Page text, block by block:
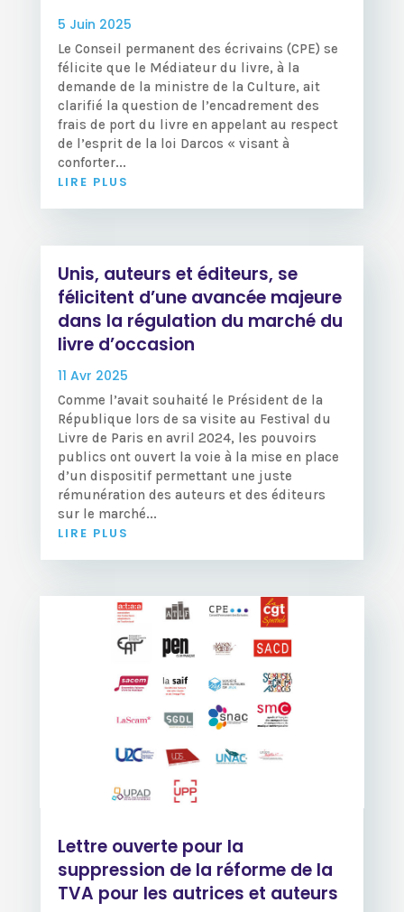
5 Juin 2025
Le Conseil permanent des écrivains (CPE) se
félicite que le Médiateur du livre, à la
demande de la ministre de la Culture, ait
clarifié la question de l’encadrement des
frais de port du livre en appelant au respect
de l’esprit de la loi Darcos « visant à
conforter...
LIRE PLUS
Unis, auteurs et éditeurs, se
félicitent d’une avancée majeure
dans la régulation du marché du
livre d’occasion
11 Avr 2025
Comme l’avait souhaité le Président de la
République lors de sa visite au Festival du
Livre de Paris en avril 2024, les pouvoirs
publics ont ouvert la voie à la mise en place
d’un dispositif permettant une juste
rémunération des auteurs et des éditeurs
sur le marché...
LIRE PLUS
Lettre ouverte pour la
suppression de la réforme de la
TVA pour les autrices et auteurs